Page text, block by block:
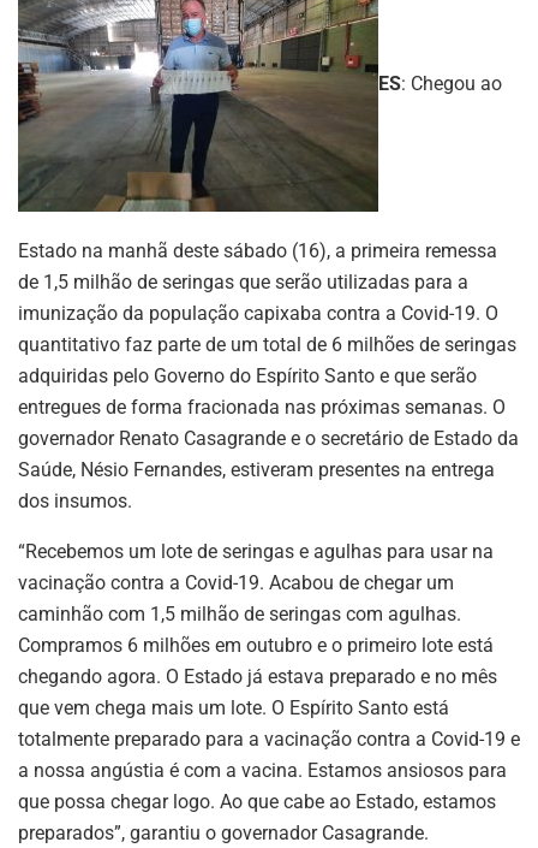
ES: Chegou ao
Estado na manhã deste sábado (16), a primeira remessa
de 1,5 milhão de seringas que serão utilizadas para a
imunização da população capixaba contra a Covid-19. O
quantitativo faz parte de um total de 6 milhões de seringas
adquiridas pelo Governo do Espírito Santo e que serão
entregues de forma fracionada nas próximas semanas. O
governador Renato Casagrande e o secretário de Estado da
Saúde, Nésio Fernandes, estiveram presentes na entrega
dos insumos.
“Recebemos um lote de seringas e agulhas para usar na
vacinação contra a Covid-19. Acabou de chegar um
caminhão com 1,5 milhão de seringas com agulhas.
Compramos 6 milhões em outubro e o primeiro lote está
chegando agora. O Estado já estava preparado e no mês
que vem chega mais um lote. O Espírito Santo está
totalmente preparado para a vacinação contra a Covid-19 e
a nossa angústia é com a vacina. Estamos ansiosos para
que possa chegar logo. Ao que cabe ao Estado, estamos
preparados”, garantiu o governador Casagrande.